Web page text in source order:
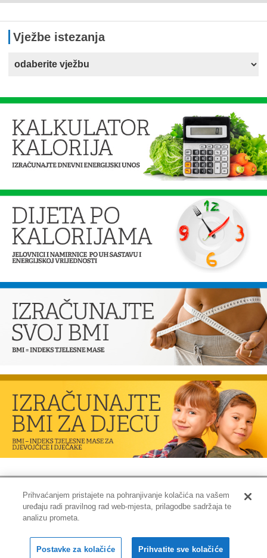
Vježbe istezanja
Impressum | Pravne informacije
Copyright © 2001-2026 PLIVAzdravlje
Sva prava pridržana.
Prihvaćanjem pristajete na pohranjivanje kolačića na vašem
uređaju radi pravilnog rad web-mjesta, prilagodbe sadržaja te
analizu prometa.
Postavke za kolačiće Prihvatite sve kolačiće